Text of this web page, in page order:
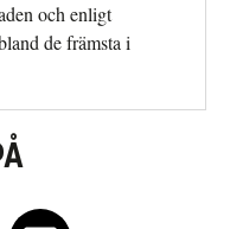
och enligt
de främsta i